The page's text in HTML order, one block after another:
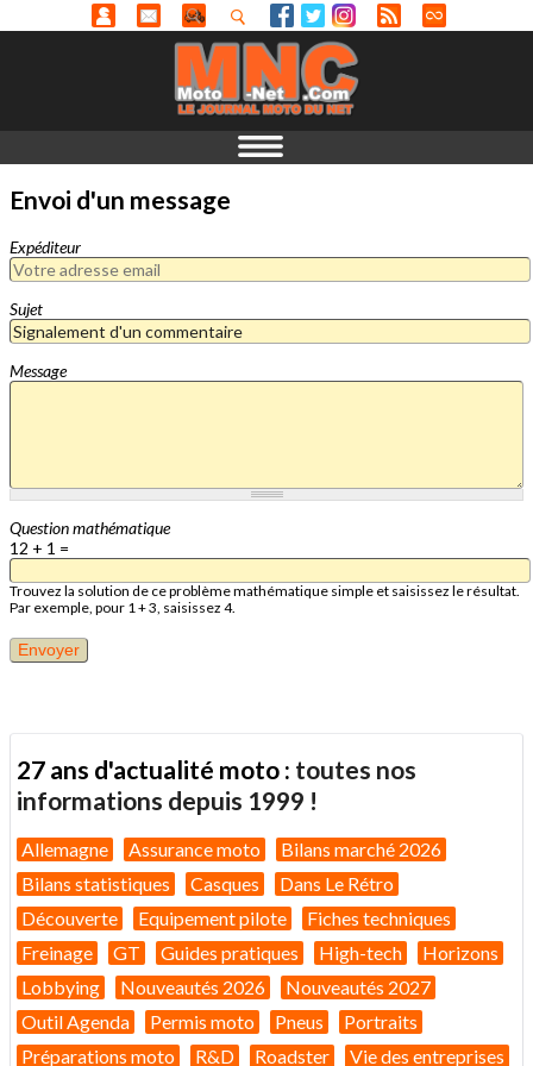
Envoi d'un message
Expéditeur
Sujet
Message
Question mathématique
12 + 1 =
Trouvez la solution de ce problème mathématique simple et saisissez le résultat.
Par exemple, pour 1 + 3, saisissez 4.
27 ans d'actualité moto : toutes nos
informations depuis 1999 !
Allemagne Assurance moto
Bilans marché 2026
Bilans statistiques
Casques
Dans Le Rétro
Découverte
Equipement pilote
Fiches techniques
Freinage
GT Guides pratiques High-tech
Horizons
Lobbying
Nouveautés 2026
Nouveautés 2027
Outil Agenda
Permis moto Pneus
Portraits
Préparations moto
R&D Roadster Vie des entreprises